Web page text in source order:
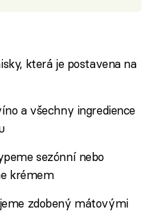
která je postavena na
a všechny ingredience
sezónní nebo
krémem
zdobený mátovými